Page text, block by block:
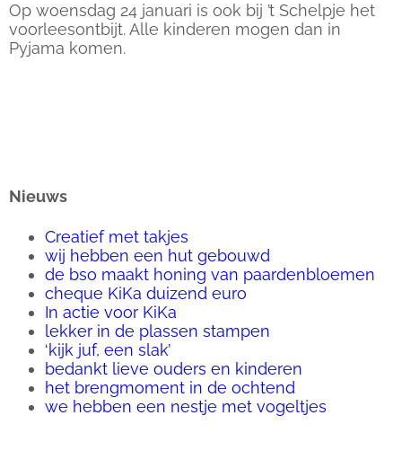
Op woensdag 24 januari is ook bij ’t Schelpje het
voorleesontbijt. Alle kinderen mogen dan in
Pyjama komen.
Nieuws
Creatief met takjes
wij hebben een hut gebouwd
de bso maakt honing van paardenbloemen
cheque KiKa duizend euro
In actie voor KiKa
lekker in de plassen stampen
‘kijk juf, een slak’
bedankt lieve ouders en kinderen
het brengmoment in de ochtend
we hebben een nestje met vogeltjes